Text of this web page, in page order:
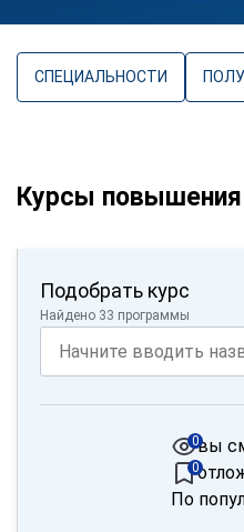
СПЕЦИАЛЬНОСТИ
Курсы повышения
Подобрать курс
Найдено 33 программы
вы
0
0
По